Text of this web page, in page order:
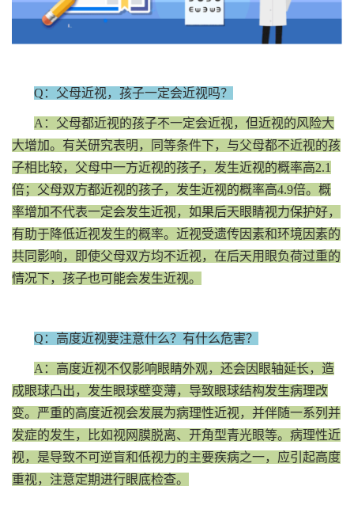
Q：父母近视，孩子一定会近视吗？
A：父母都近视的孩子不一定会近视，但近视的风险大
大增加。有关研究表明，同等条件下，与父母都不近视的孩
子相比较，父母中一方近视的孩子，发生近视的概率高2.1
倍；父母双方都近视的孩子，发生近视的概率高4.9倍。概
率增加不代表一定会发生近视，如果后天眼睛视力保护好，
有助于降低近视发生的概率。近视受遗传因素和环境因素的
共同影响，即使父母双方均不近视，在后天用眼负荷过重的
情况下，孩子也可能会发生近视。
Q：高度近视要注意什么？有什么危害？
A：高度近视不仅影响眼睛外观，还会因眼轴延长，造
成眼球凸出，发生眼球壁变薄，导致眼球结构发生病理改
变。严重的高度近视会发展为病理性近视，并伴随一系列并
发症的发生，比如视网膜脱离、开角型青光眼等。病理性近
视，是导致不可逆盲和低视力的主要疾病之一，应引起高度
重视，注意定期进行眼底检查。